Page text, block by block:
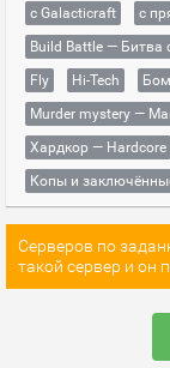
с Galacticraft
с
Build Battle — Битва
Fly
Hi-Tech
Murder mystery —
Хардкор — Hardcore
Копы и
Серверов по
такой сервер и он